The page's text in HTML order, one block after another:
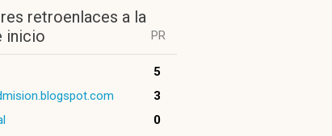
retroenlaces a la
inicio
PR
5
3
0